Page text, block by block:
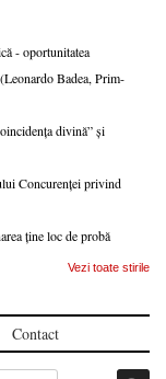
- oportunitatea
Badea, Prim-
divină” și
Concurenței privind
ține loc de probă
Vezi toate stirile
Contact